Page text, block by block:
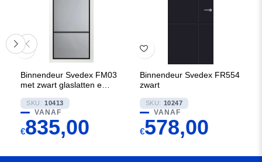
Binnendeur Svedex FM03
met zwart glaslatten en
SKU: 10413
VANAF
€835,00
Binnendeur Svedex FR554
zwart
SKU: 10247
VANAF
€578,00